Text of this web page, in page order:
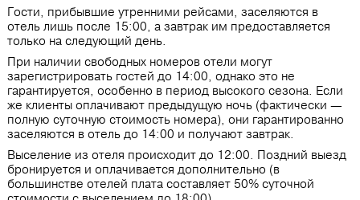
Гости, прибывшие утренними рейсами, заселяются в
отель лишь после 15:00, а завтрак им предоставляется
только на следующий день.
При наличии свободных номеров отели могут
зарегистрировать гостей до 14:00, однако это не
гарантируется, особенно в период высокого сезона. Если
же клиенты оплачивают предыдущую ночь (фактически ―
полную суточную стоимость номера), они гарантированно
заселяются в отель до 14:00 и получают завтрак.
Выселение из отеля происходит до 12:00. Поздний выезд
бронируется и оплачивается дополнительно (в
большинстве отелей плата составляет 50% суточной